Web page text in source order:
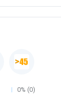
0% (0)